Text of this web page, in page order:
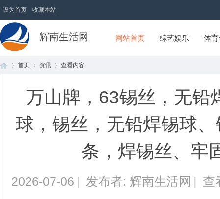
设为首页 收藏本站
辉南生活网 网站首页 综艺娱乐 体
首页 资讯 查看内容
万山牌，63锡丝，无铅
球，锡丝，无铅焊锡球
条，焊锡丝、牢
2026-07-06 | 发布者: 辉南生活网 | 查